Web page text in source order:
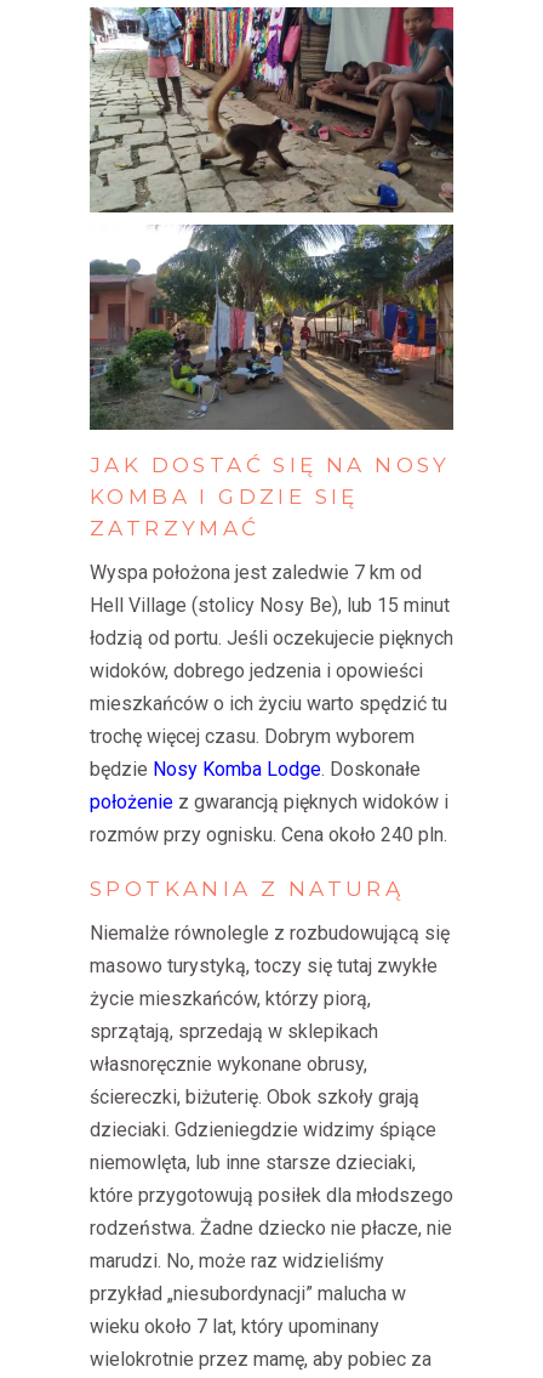
JAK DOSTAĆ SIĘ NA NOSY
KOMBA I GDZIE SIĘ
ZATRZYMAĆ
Wyspa położona jest zaledwie 7 km od
Hell Village (stolicy Nosy Be), lub 15 minut
łodzią od portu. Jeśli oczekujecie pięknych
widoków, dobrego jedzenia i opowieści
mieszkańców o ich życiu warto spędzić tu
trochę więcej czasu. Dobrym wyborem
będzie Nosy Komba Lodge. Doskonałe
położenie z gwarancją pięknych widoków i
rozmów przy ognisku. Cena około 240 pln.
SPOTKANIA Z NATURĄ
Niemalże równolegle z rozbudowującą się
masowo turystyką, toczy się tutaj zwykłe
życie mieszkańców, którzy piorą,
sprzątają, sprzedają w sklepikach
własnoręcznie wykonane obrusy,
ściereczki, biżuterię. Obok szkoły grają
dzieciaki. Gdzieniegdzie widzimy śpiące
niemowlęta, lub inne starsze dzieciaki,
które przygotowują posiłek dla młodszego
rodzeństwa. Żadne dziecko nie płacze, nie
marudzi. No, może raz widzieliśmy
przykład „niesubordynacji” malucha w
wieku około 7 lat, który upominany
wielokrotnie przez mamę, aby pobiec za